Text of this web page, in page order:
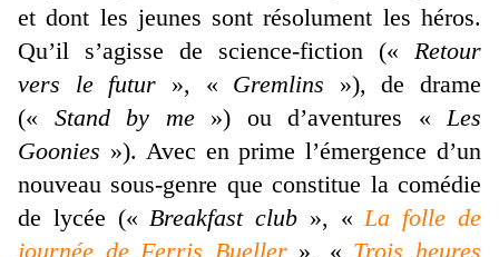
et dont les jeunes sont résolument les héros.
Qu’il s’agisse de science-fiction (« Retour
vers le futur », « Gremlins »), de drame
(« Stand by me») ou d’aventures «Les
Goonies »). Avec en prime l’émergence d’un
nouveau sous-genre que constitue la comédie
de lycée («Breakfast club », «La folle de
journée de Ferris Bueller», « Trois heures